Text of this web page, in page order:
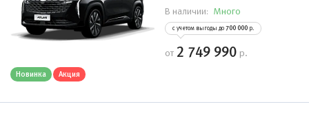
В наличии: Много
с учетом выгоды до 700 000 р.
от 2 749 990 р.
Новинка Акция